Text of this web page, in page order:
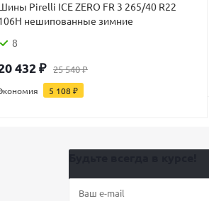
Pirelli ICE ZERO FR 3 265/40 R22
нешипованные зимние
8
432₽ 25 540₽
5 108 ₽